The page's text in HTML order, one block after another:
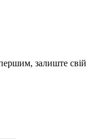
залиште свій